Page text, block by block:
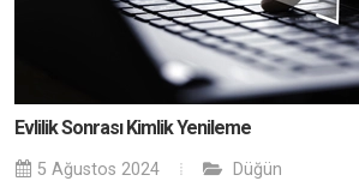
Evlilik Sonrası Kimlik Yenileme
5 Ağustos 2024 Düğün